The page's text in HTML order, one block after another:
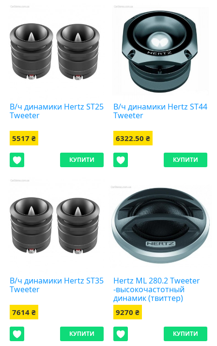
В/ч динамики Hertz ST25
Tweeter
5517 ₴
КУПИТИ
В/ч динамики Hertz ST44
Tweeter
6322.50 ₴
КУПИТИ
В/ч динамики Hertz ST35
Tweeter
7614 ₴
КУПИТИ
Hertz ML 280.2 Tweeter
-высокочастотный
динамик (твиттер)
9270 ₴
КУПИТИ